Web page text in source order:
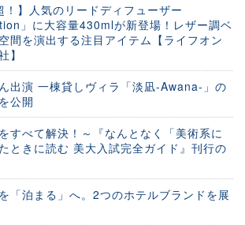
！】人気のリードディフューザー
」に大容量430mlが新登場！レザー調ベ
間を演出する注目アイテム【ライフオン
】
出演 一棟貸しヴィラ「淡凪-Awana-」の
公開
すべて解決！～『なんとなく「美術系に
ときに読む 美大入試完全ガイド』刊行の
「泊まる」へ。2つのホテルブランドを展